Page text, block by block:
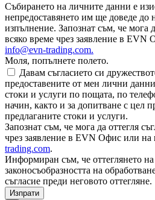
Събирането на личните данни е
непредоставянето им ще доведе до
изпълнение. Запознат съм, че мога
всяко време чрез заявление в
info@evn-trading.com.
Моля, попълнете полето.
Давам съгласието си
предоставените от мен лични
стоки и услуги по пощата, по
начин, както и за допитване с цел
предлаганите стоки и услуги.
Запознат съм, че мога да оттегля
чрез заявление в EVN Офис или на
trading.com.
Информиран съм, че оттеглянето на
законосъобразността на
съгласие преди неговото оттегляне.